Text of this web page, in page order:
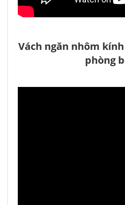
Vách ngăn nhôm
phòng